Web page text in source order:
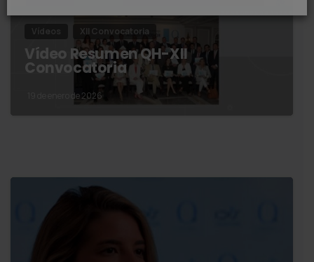
Vídeos XII Convocatoria
Vídeo Resumen QH-XII
Convocatoria
19 de enero de 2026